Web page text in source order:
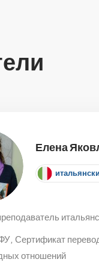
Елена
Сертификат
отношений